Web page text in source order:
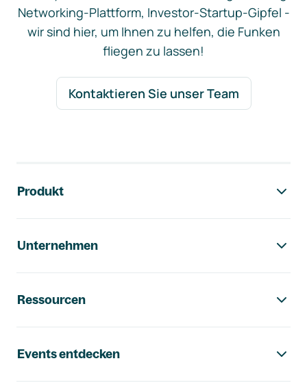
Networking-Plattform, Investor-Startup-Gipfel -
wir sind hier, um Ihnen zu helfen, die Funken
fliegen zu lassen!
Kontaktieren Sie unser Team
Produkt
Unternehmen
Ressourcen
Events entdecken